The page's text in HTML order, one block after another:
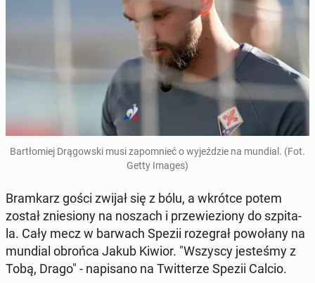
Bar­tło­miej Drą­gow­ski musi za­po­mnieć o wy­jeź­dzie na mundial. (Fot.
Getty Images)
Bram­karz gości zwijał się z bólu, a wkrótce potem
został znie­sio­ny na noszach i prze­wie­zio­ny do szpi­ta­
la. Cały mecz w barwach Spezii ro­ze­grał po­wo­ła­ny na
mundial obrońca Jakub Kiwior. "Wszyscy je­ste­śmy z
Tobą, Drago" - na­pi­sa­no na Twit­te­rze Spezii Calcio.